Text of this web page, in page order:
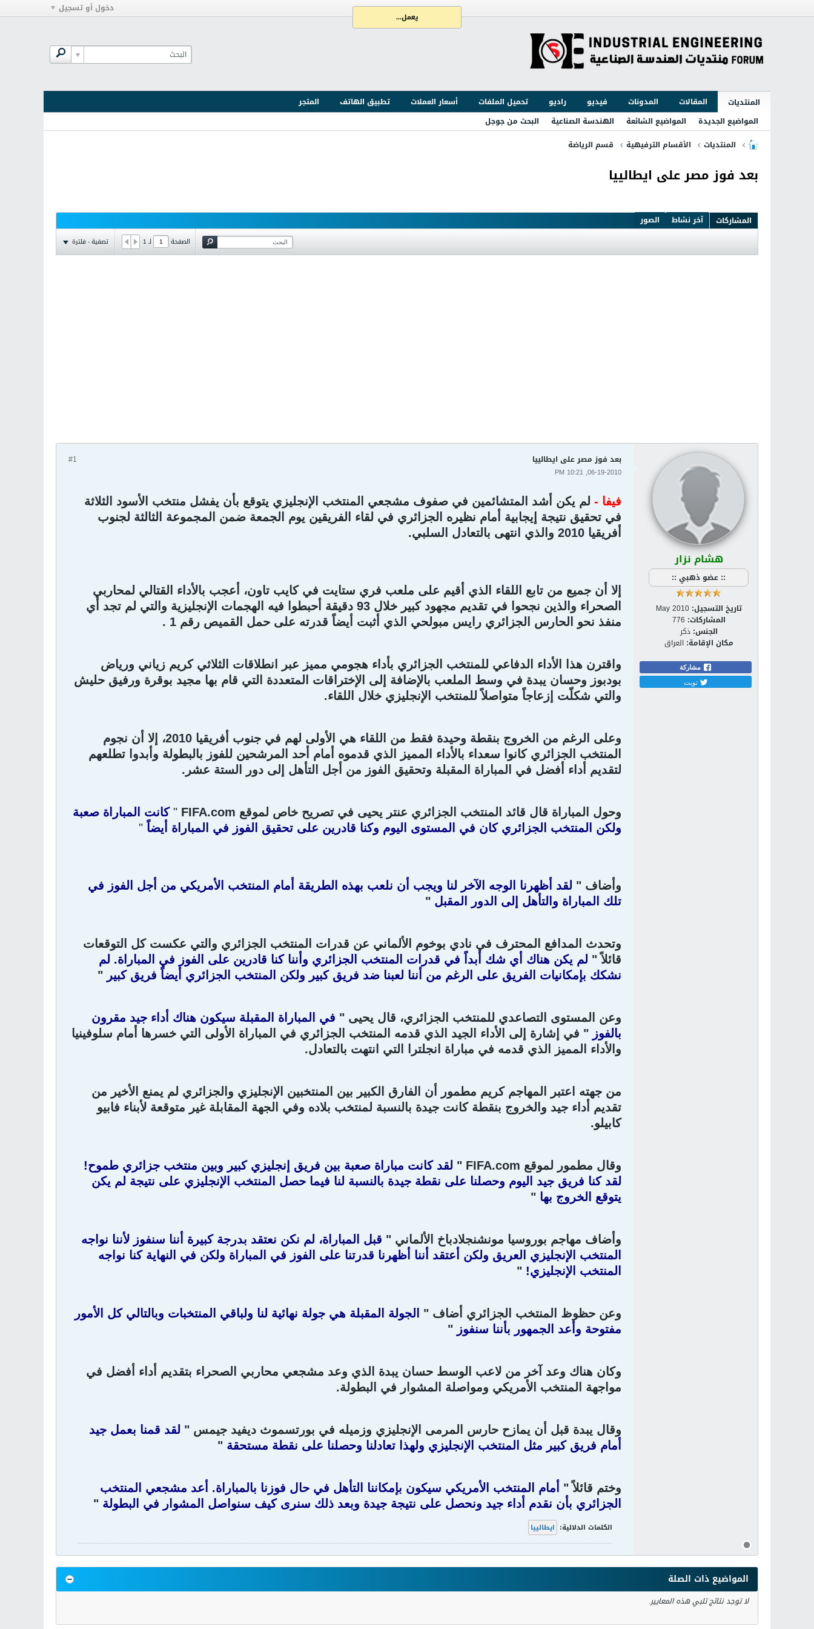
دخول أو تسجيل
المنتديات المقالات المدونات فيديو راديو تحميل الملفات أسعار العملات تطبيق الهاتف
المتجر
المواضيع الجديدة
المواضيع الشائعة الهندسة الصناعية
البحث من جوجل
المنتديات
الأقسام الترفيهية قسم الرياضة
بعد فوز مصر على ايطالييا
المشاركات آخر نشاط الصور
الصفحة لـ1 تصفية - فلترة
هشام نزار
:: عضو ذهبي ::
تاريخ التسجيل: May 2010
المشاركات: 776
الجنس: ذكر
مكان الإقامة: العراق
مشاركة
تويت
#1 بعد فوز مصر على ايطالييا
06-19-2010, 10:21 PM
فيفا - لم يكن أشد المتشائمين في صفوف مشجعي المنتخب الإنجليزي يتوقع بأن يفشل منتخب الأسود الثلاثة
في تحقيق نتيجة إيجابية أمام نظيره الجزائري في لقاء الفريقين يوم الجمعة ضمن المجموعة الثالثة لجنوب
أفريقيا 2010 والذي انتهى بالتعادل السلبي.
إلا أن جميع من تابع اللقاء الذي أقيم على ملعب فري ستايت في كايب تاون، أعجب بالأداء القتالي لمحاربي
الصحراء والذين نجحوا في تقديم مجهود كبير خلال 93 دقيقة أحبطوا فيه الهجمات الإنجليزية والتي لم تجد أي
منفذ نحو الحارس الجزائري رايس مبولحي الذي أثبت أيضاً قدرته على حمل القميص رقم 1 .
واقترن هذا الأداء الدفاعي للمنتخب الجزائري بأداء هجومي مميز عبر انطلاقات الثلاثي كريم زياني ورياض
بودبوز وحسان يبدة في وسط الملعب بالإضافة إلى الإختراقات المتعددة التي قام بها مجيد بوقرة ورفيق حليش
والتي شكلّت إزعاجاً متواصلاً للمنتخب الإنجليزي خلال اللقاء.
وعلى الرغم من الخروج بنقطة وحيدة فقط من اللقاء هي الأولى لهم في جنوب أفريقيا 2010، إلا أن نجوم
المنتخب الجزائري كانوا سعداء بالأداء المميز الذي قدموه أمام أحد المرشحين للفوز بالبطولة وأبدوا تطلعهم
لتقديم أداء أفضل في المباراة المقبلة وتحقيق الفوز من أجل التأهل إلى دور الستة عشر.
وحول المباراة قال قائد المنتخب الجزائري عنتر يحيى في تصريح خاص لموقع FIFA.com
"كانت المباراة صعبة
ولكن المنتخب الجزائري كان في المستوى اليوم وكنا قادرين على تحقيق الفوز في المباراة أيضاً "
وأضاف " لقد أظهرنا الوجه الآخر لنا ويجب أن نلعب بهذه الطريقة أمام المنتخب الأمريكي من أجل الفوز في
تلك المباراة والتأهل إلى الدور المقبل "
وتحدث المدافع المحترف في نادي بوخوم الألماني عن قدرات المنتخب الجزائري والتي عكست كل التوقعات
قائلاً " لم يكن هناك أي شك أبداً في قدرات المنتخب الجزائري وأننا كنا قادرين على الفوز في المباراة. لم
نشكك بإمكانيات الفريق على الرغم من أننا لعبنا ضد فريق كبير ولكن المنتخب الجزائري أيضاً فريق كبير "
وعن المستوى التصاعدي للمنتخب الجزائري، قال يحيى " في المباراة المقبلة سيكون هناك أداء جيد مقرون
بالفوز " في إشارة إلى الأداء الجيد الذي قدمه المنتخب الجزائري في المباراة الأولى التي خسرها أمام سلوفينيا
والأداء المميز الذي قدمه في مباراة انجلترا التي انتهت بالتعادل.
من جهته اعتبر المهاجم كريم مطمور أن الفارق الكبير بين المنتخبين الإنجليزي والجزائري لم يمنع الأخير من
تقديم أداء جيد والخروج بنقطة كانت جيدة بالنسبة لمنتخب بلاده وفي الجهة المقابلة غير متوقعة لأبناء فابيو
كابيلو.
وقال مطمور لموقع FIFA.com
" لقد كانت مباراة صعبة بين فريق إنجليزي كبير وبين منتخب جزائري طموح!
لقد كنا فريق جيد اليوم وحصلنا على نقطة جيدة بالنسبة لنا فيما حصل المنتخب الإنجليزي على نتيجة لم يكن
يتوقع الخروج بها "
وأضاف مهاجم بوروسيا مونشنجلادباخ الألماني " قبل المباراة، لم نكن نعتقد بدرجة كبيرة أننا سنفوز لأننا نواجه
المنتخب الإنجليزي العريق ولكن أعتقد أننا أظهرنا قدرتنا على الفوز في المباراة ولكن في النهاية كنا نواجه
المنتخب الإنجليزي! "
وعن حظوظ المنتخب الجزائري أضاف "
الجولة المقبلة هي جولة نهائية لنا ولباقي المنتخبات وبالتالي كل الأمور
مفتوحة وأعد الجمهور بأننا سنفوز "
وكان هناك وعد آخر من لاعب الوسط حسان يبدة الذي وعد مشجعي محاربي الصحراء بتقديم أداء أفضل في
مواجهة المنتخب الأمريكي ومواصلة المشوار في البطولة.
وقال يبدة قبل أن يمازح حارس المرمى الإنجليزي وزميله في بورتسموث ديفيد جيمس " لقد قمنا بعمل جيد
أمام فريق كبير مثل المنتخب الإنجليزي ولهذا تعادلنا وحصلنا على نقطة مستحقة "
وختم قائلاً "
أمام المنتخب الأمريكي سيكون بإمكاننا التأهل في حال فوزنا بالمباراة. أعد مشجعي المنتخب
الجزائري بأن نقدم أداء جيد ونحصل على نتيجة جيدة وبعد ذلك سنرى كيف سنواصل المشوار في البطولة "
الكلمات الدلالية: ايطالييا
المواضيع ذات الصلة
لا توجد نتائج تلبي هذه المعايير.
يعمل...